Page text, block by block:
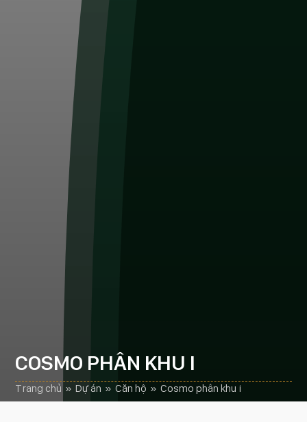
COSMO PHÂN KHU I
trang chủ » dự án » căn hộ » cosmo phân khu i